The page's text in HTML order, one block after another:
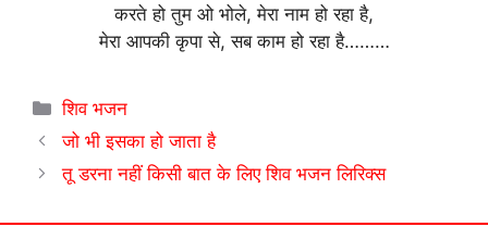
करते हो तुम ओ भोले, मेरा नाम हो रहा है,
मेरा आपकी कृपा से, सब काम हो रहा है………
Categories
शिव भजन
जो भी इसका हो जाता है
तू डरना नहीं किसी बात के लिए शिव भजन लिरिक्स